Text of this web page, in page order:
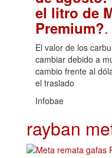
el litro de
Premium?
El valor de los
cambiar debido a
cambio frente al
el traslado
Infobae
rayban